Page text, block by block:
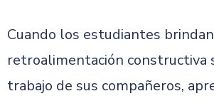
Cuando los estudiantes brindan
retroalimentación constructiva
trabajo de sus compañeros,